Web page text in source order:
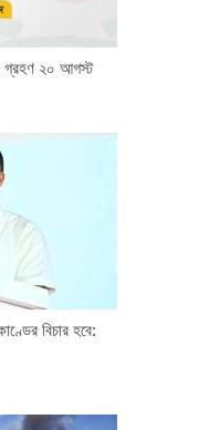
গ্রহণ ২০ আগস্ট
বিচার হবে: